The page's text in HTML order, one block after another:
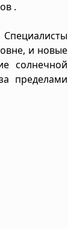
.
и новые
солнечной
пределами